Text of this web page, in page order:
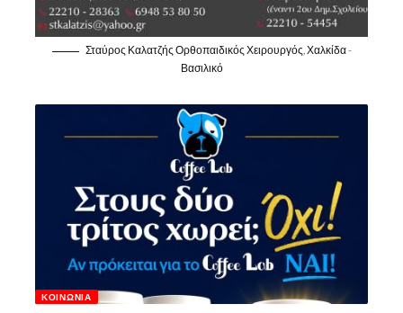
Σταύρος Καλατζής Ορθοπαιδικός Χειρουργός, Χαλκίδα -
Βασιλικό
ΚΟΙΝΩΝΊΑ